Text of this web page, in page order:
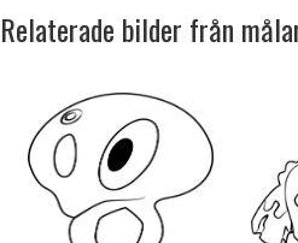
Relaterade bilder från